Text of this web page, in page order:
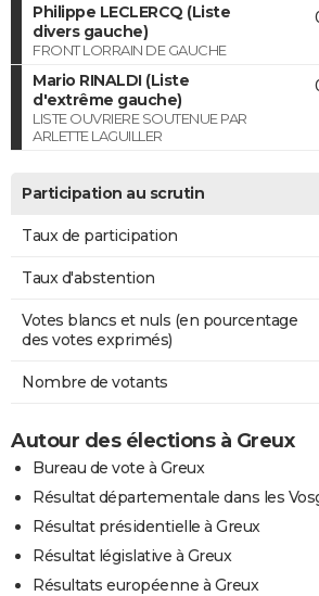
Philippe LECLERCQ (Liste
divers gauche)
FRONT LORRAIN DE GAUCHE
Mario RINALDI (Liste
d'extrême gauche)
LISTE OUVRIERE SOUTENUE PAR
ARLETTE LAGUILLER
Participation au scrutin
Taux de participation
Taux d'abstention
Votes blancs et nuls (en pourcentage
des votes exprimés)
Nombre de votants
Autour des élections à Greux
Bureau de vote à Greux
Résultat départementale dans les
Résultat présidentielle à Greux
Résultat législative à Greux
Résultats européenne à Greux